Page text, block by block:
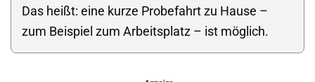
Das heißt: eine kurze Probefahrt zu Hause –
zum Beispiel zum Arbeitsplatz – ist möglich.